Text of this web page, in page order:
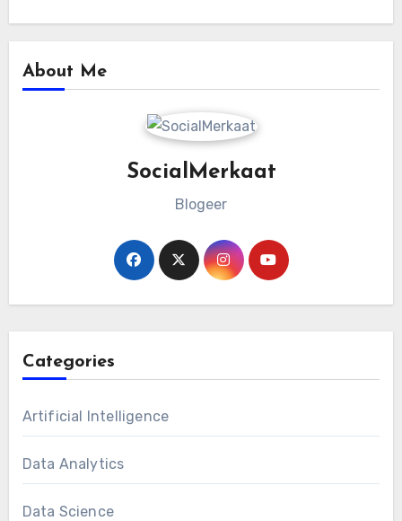
About Me
SocialMerkaat
Blogeer
Categories
Artificial Intelligence
Data Analytics
Data Science